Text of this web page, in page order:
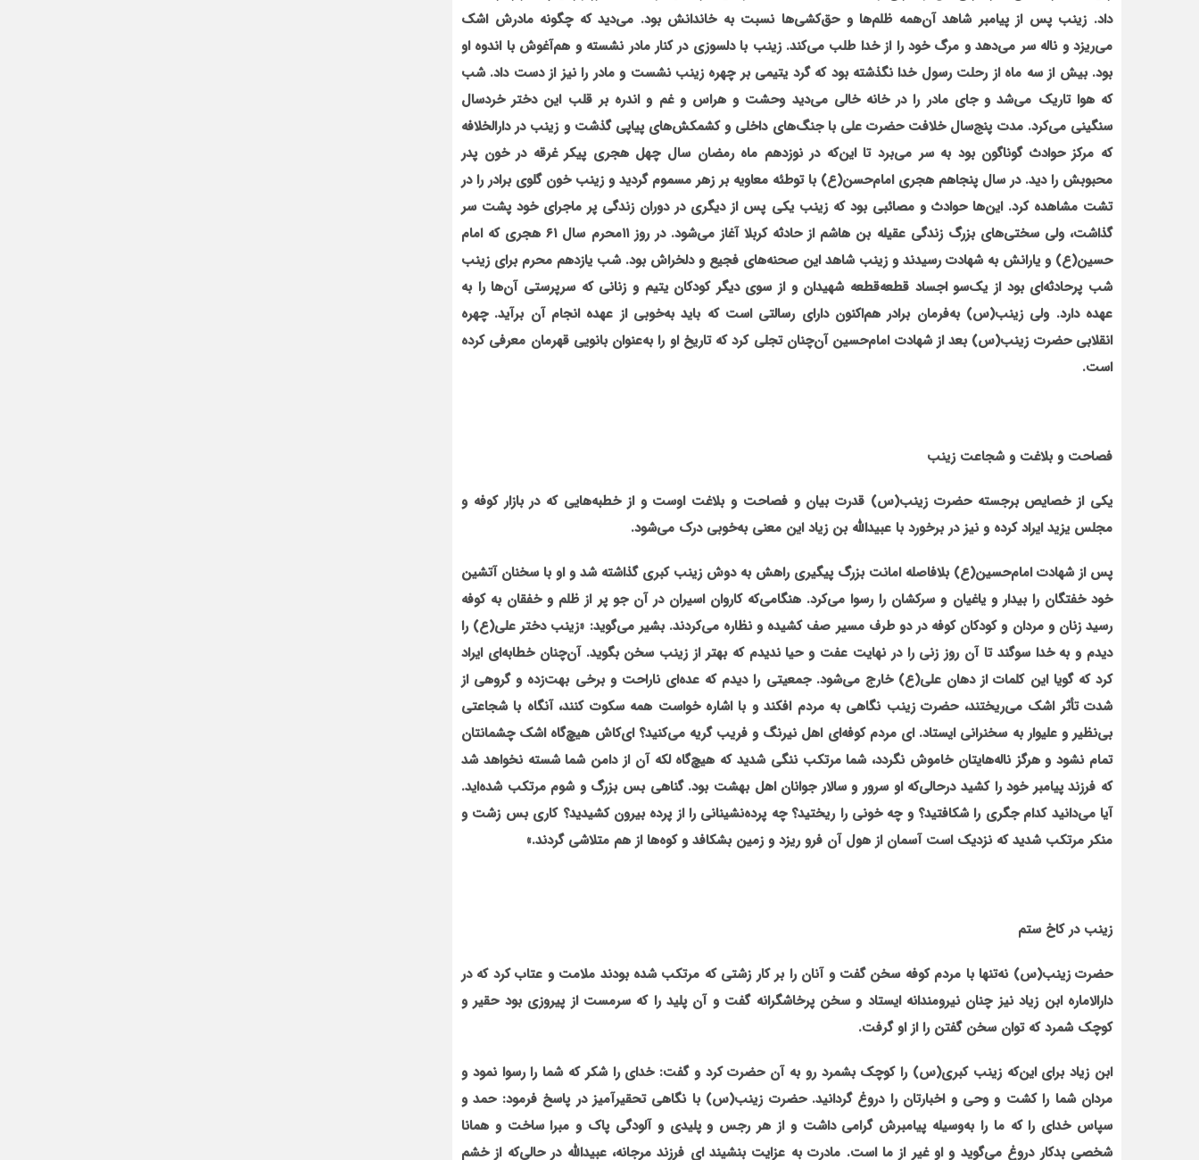
داد. زینب پس از پیامبر شاهد آن‌همه ظلم‌ها و حق‌کشی‌ها نسبت به خاندانش بود. می‌دید که چگونه مادرش اشک
می‌ریزد و ناله سر می‌دهد و مرگ خود را از خدا طلب می‌کند. زینب با دلسوزی در کنار مادر نشسته و هم‌آغوش با اندوه او
بود. بیش از سه ماه از رحلت رسول خدا نگذشته بود که گرد یتیمی بر چهره زینب نشست و مادر را نیز از دست داد. شب
که هوا تاریک می‌شد و جای مادر را در خانه خالی می‌دید وحشت و هراس و غم و اندره بر قلب این دختر خردسال
سنگینی می‌کرد. مدت پنج‌سال خلافت حضرت علی با جنگ‌های داخلی و کشمکش‌های پیاپی گذشت و زینب در دارالخلافه
که مرکز حوادث گوناگون بود به سر می‌برد تا این‌که در نوزدهم ماه رمضان سال چهل هجری پیکر غرقه در خون پدر
محبوبش را دید. در سال پنجاهم هجری امام‌حسن(ع) با توطئه معاویه بر زهر مسموم گردید و زینب خون گلوی برادر را در
تشت مشاهده کرد. این‌ها حوادث و مصائبی بود که زینب یکی پس از دیگری در دوران زندگی پر ماجرای خود پشت سر
گذاشت، ولی سختی‌های بزرگ زندگی عقیله بن هاشم از حادثه کربلا آغاز می‌شود. در روز ۱۱محرم سال ۶۱ هجری که امام
حسین(ع) و یارانش به شهادت رسیدند و زینب شاهد این صحنه‌های فجیع و دلخراش بود. شب یازدهم محرم برای زینب
شب پرحادثه‌ای بود از یک‌سو اجساد قطعه‌قطعه شهیدان و از سوی دیگر کودکان یتیم و زنانی که سرپرستی آن‌ها را به
عهده دارد. ولی زینب(س) به‌فرمان برادر هم‌اکنون دارای رسالتی است که باید به‌خوبی از عهده انجام آن برآید. چهره
انقلابی حضرت زینب(س) بعد از شهادت امام‌حسین آن‌چنان تجلی کرد که تاریخ او را به‌عنوان بانویی قهرمان معرفی کرده
است.
فصاحت و بلاغت و شجاعت زینب
یکی از خصایص برجسته حضرت زینب(س) قدرت بیان و فصاحت و بلاغت اوست و از خطبه‌هایی که در بازار کوفه و
مجلس یزید ایراد کرده و نیز در برخورد با عبیدالله بن زیاد این معنی به‌خوبی درک می‌شود.
پس از شهادت امام‌حسین(ع) بلافاصله امانت بزرگ پیگیری راهش به دوش زینب کبری گذاشته شد و او با سخنان آتشین
خود خفتگان را بیدار و یاغیان و سرکشان را رسوا می‌کرد. هنگامی‌که کاروان اسیران در آن جو پر از ظلم و خفقان به کوفه
رسید زنان و مردان و کودکان کوفه در دو طرف مسیر صف کشیده و نظاره می‌کردند. بشیر می‌گوید: «زینب دختر علی(ع) را
دیدم و به خدا سوگند تا آن روز زنی را در نهایت عفت و حیا ندیدم که بهتر از زینب سخن بگوید. آن‌چنان خطابه‌ای ایراد
کرد که گویا این کلمات از دهان علی(ع) خارج می‌شود. جمعیتی را دیدم که عده‌ای ناراحت و برخی بهت‌زده و گروهی از
شدت تأثر اشک می‌ریختند، حضرت زینب نگاهی به مردم افکند و با اشاره خواست همه سکوت کنند، آنگاه با شجاعتی
بی‌نظیر و علی‏وار به سخنرانی ایستاد. ای مردم کوفه‌ای اهل نیرنگ و فریب گریه می‌کنید؟ ای‌کاش هیچ‌گاه اشک چشمان‏تان
تمام نشود و هرگز ناله‌های‏تان خاموش نگردد، شما مرتکب ننگی شدید که هیچ‌گاه لکه آن از دامن شما شسته نخواهد شد
که فرزند پیامبر خود را کشید درحالی‌که او سرور و سالار جوانان اهل بهشت بود. گناهی بس بزرگ و شوم مرتکب شده‌اید.
آیا می‌دانید کدام جگری را شکافتید؟ و چه خونی را ریختید؟ چه پرده‌نشینانی را از پرده بیرون کشیدید؟ کاری بس زشت و
منکر مرتکب شدید که نزدیک است آسمان از هول آن فرو ریزد و زمین بشکافد و کوه‌ها از هم متلاشی گردند.»
زینب در کاخ ستم
حضرت زینب(س) نه‌تنها با مردم کوفه سخن گفت و آنان را بر کار زشتی که مرتکب شده بودند ملامت و عتاب کرد که در
دارالاماره ابن زیاد نیز چنان نیرومندانه ایستاد و سخن پرخاشگرانه گفت و آن پلید را که سرمست از پیروزی بود حقیر و
کوچک شمرد که توان سخن گفتن را از او گرفت.
ابن زیاد برای این‌که زینب کبری(س) را کوچک بشمرد رو به آن حضرت کرد و گفت: خدای را شکر که شما را رسوا نمود و
مردان شما را کشت و وحی و اخبارتان را دروغ گردانید. حضرت زینب(س) با نگاهی تحقیرآمیز در پاسخ فرمود: حمد و
سپاس خدای را که ما را به‌وسیله پیامبرش گرامی داشت و از هر رجس و پلیدی و آلودگی پاک و مبرا ساخت و همانا
شخصی بدکار دروغ می‌گوید و او غیر از ما است. مادرت به عزایت بنشیند ای فرزند مرجانه، عبیدالله در حالی‌که از خشم